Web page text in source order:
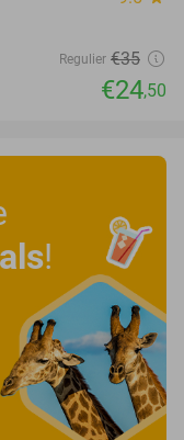
Regulier €35
€24,50
!